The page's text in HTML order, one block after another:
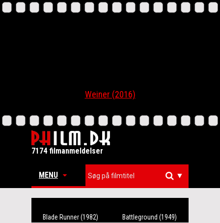
Weiner (2016)
7174 filmanmeldelser
MENU ▼
Blade Runner (1982) Battleground (1949)